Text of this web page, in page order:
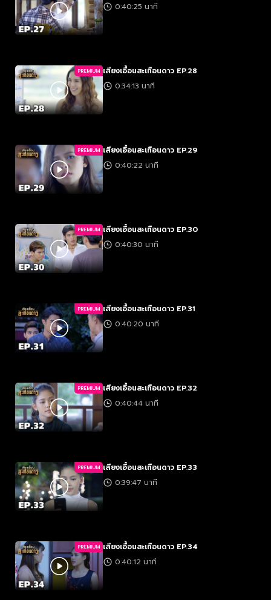
0:40:25 นาที
PREMIUM เสียงเอื้อนสะเทือนดาว EP.28
0:34:13 นาที
PREMIUM เสียงเอื้อนสะเทือนดาว EP.29
0:40:22 นาที
PREMIUM เสียงเอื้อนสะเทือนดาว EP.30
0:40:30 นาที
PREMIUM เสียงเอื้อนสะเทือนดาว EP.31
0:40:20 นาที
PREMIUM เสียงเอื้อนสะเทือนดาว EP.32
0:40:44 นาที
PREMIUM เสียงเอื้อนสะเทือนดาว EP.33
0:39:47 นาที
PREMIUM เสียงเอื้อนสะเทือนดาว EP.34
0:40:12 นาที